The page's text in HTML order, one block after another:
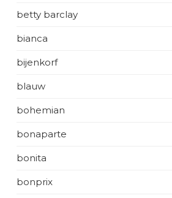
betty barclay
bianca
bijenkorf
blauw
bohemian
bonaparte
bonita
bonprix